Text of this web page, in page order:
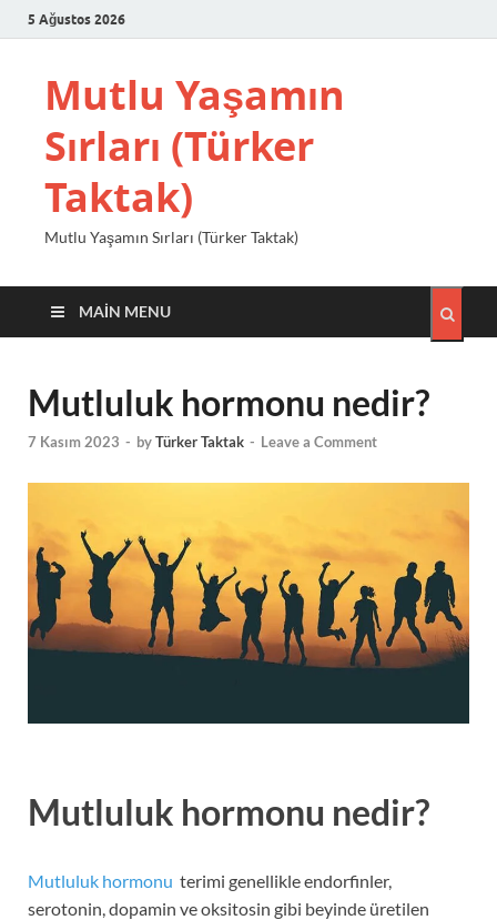
5 Ağustos 2026
Mutlu Yaşamın
Sırları (Türker
Taktak)
Mutlu Yaşamın Sırları (Türker Taktak)
MAIN MENU
Mutluluk hormonu nedir?
7 Kasım 2023 - byTürker Taktak - Leave a Comment
Mutluluk hormonu nedir?
Mutluluk hormonu terimi genellikle endorfinler,
serotonin, dopamin ve oksitosin gibi beyinde üretilen